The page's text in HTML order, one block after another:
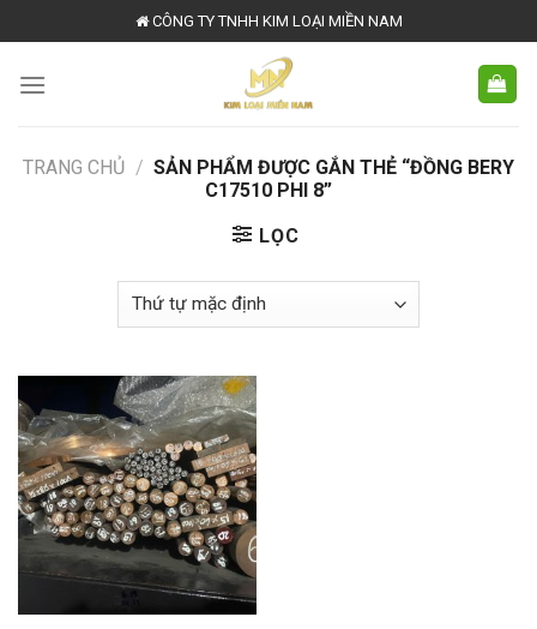
to
content
CÔNG TY TNHH KIM LOẠI MIỀN NAM
TRANG CHỦ / SẢN PHẨM ĐƯỢC GẮN THẺ “ĐỒNG BERY
C17510 PHI 8”
LỌC